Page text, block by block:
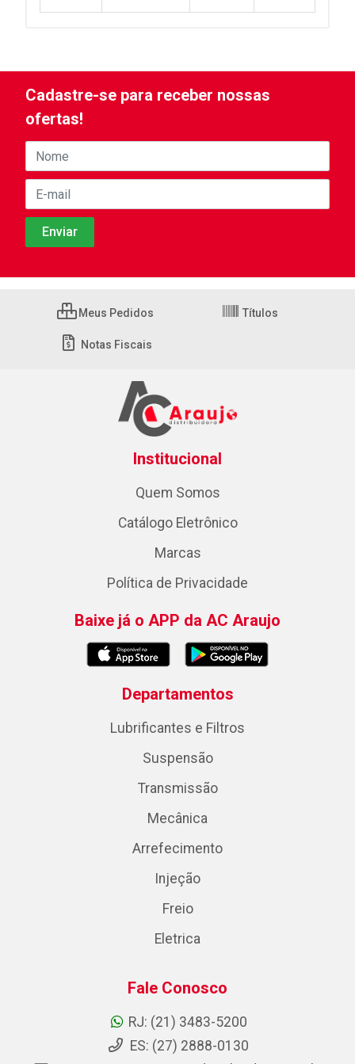
Cadastre-se para receber nossas
ofertas!
Meus Pedidos Títulos
Notas Fiscais
Institucional
Quem Somos
Catálogo Eletrônico
Marcas
Política de Privacidade
Baixe já o APP da AC Araujo
Departamentos
Lubrificantes e Filtros
Suspensão
Transmissão
Mecânica
Arrefecimento
Injeção
Freio
Eletrica
Fale Conosco
RJ: (21) 3483-5200
ES: (27) 2888-0130